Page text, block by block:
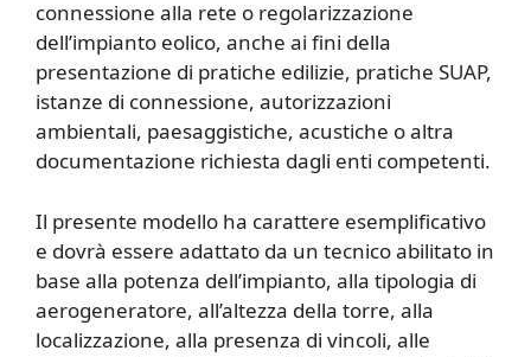
connessione alla rete o regolarizzazione
dell’impianto eolico, anche ai fini della
presentazione di pratiche edilizie, pratiche SUAP,
istanze di connessione, autorizzazioni
ambientali, paesaggistiche, acustiche o altra
documentazione richiesta dagli enti competenti.
Il presente modello ha carattere esemplificativo
e dovrà essere adattato da un tecnico abilitato in
base alla potenza dell’impianto, alla tipologia di
aerogeneratore, all’altezza della torre, alla
localizzazione, alla presenza di vincoli, alle